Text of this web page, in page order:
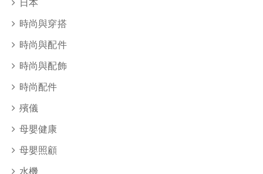
時尚與穿搭
時尚與配件
時尚與配飾
時尚配件
殯儀
母嬰健康
母嬰照顧
水機